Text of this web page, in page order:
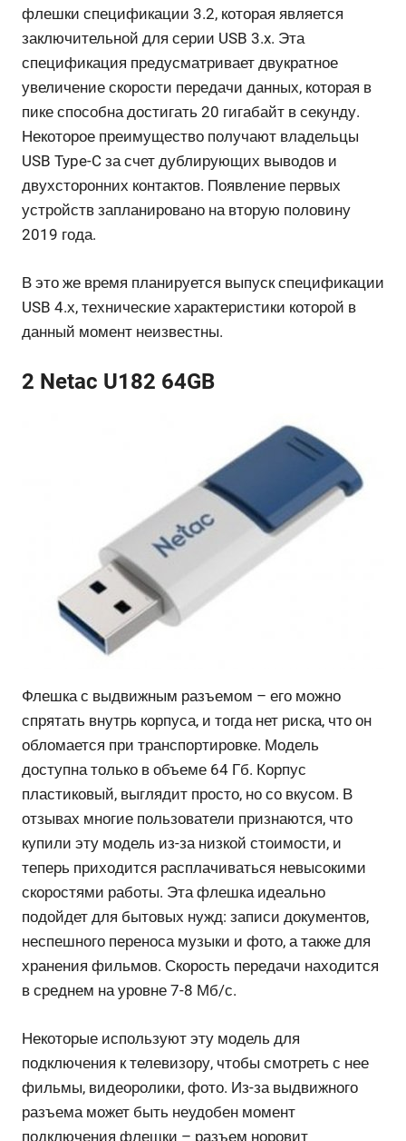
флешки спецификации 3.2, которая является
заключительной для серии USB 3.x. Эта
спецификация предусматривает двукратное
увеличение скорости передачи данных, которая в
пике способна достигать 20 гигабайт в секунду.
Некоторое преимущество получают владельцы
USB Type-C за счет дублирующих выводов и
двухсторонних контактов. Появление первых
устройств запланировано на вторую половину
2019 года.
В это же время планируется выпуск спецификации
USB 4.х, технические характеристики которой в
данный момент неизвестны.
2 Netac U182 64GB
Флешка с выдвижным разъемом – его можно
спрятать внутрь корпуса, и тогда нет риска, что он
обломается при транспортировке. Модель
доступна только в объеме 64 Гб. Корпус
пластиковый, выглядит просто, но со вкусом. В
отзывах многие пользователи признаются, что
купили эту модель из-за низкой стоимости, и
теперь приходится расплачиваться невысокими
скоростями работы. Эта флешка идеально
подойдет для бытовых нужд: записи документов,
неспешного переноса музыки и фото, а также для
хранения фильмов. Скорость передачи находится
в среднем на уровне 7-8 Мб/с.
Некоторые используют эту модель для
подключения к телевизору, чтобы смотреть с нее
фильмы, видеоролики, фото. Из-за выдвижного
разъема может быть неудобен момент
подключения флешки – разъем норовит